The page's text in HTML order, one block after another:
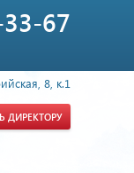
67
8, к.1
ДИРЕКТОРУ